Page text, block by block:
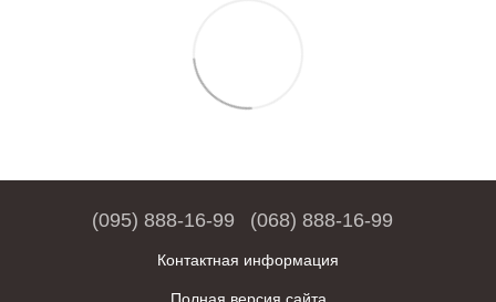
(095) 888-16-99 (068) 888-16-99
Контактная информация